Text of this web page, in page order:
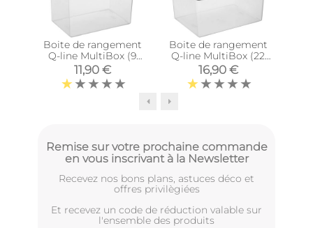
Boite de rangement
Q-line MultiBox (9
litres)
11,90 €
Boite de rangement
Q-line MultiBox (22
litres)
16,90 €
Remise sur votre prochaine commande
en vous inscrivant à la Newsletter
Recevez nos bons plans, astuces déco et
offres privilègiées
Et recevez un code de réduction valable sur
l'ensemble des produits